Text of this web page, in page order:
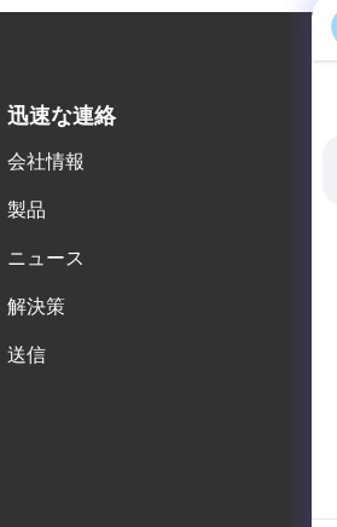
迅速な連絡
会社情報
製品
ニュース
解決策
送信